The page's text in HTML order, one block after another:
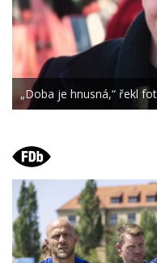
„Doba je hnusná,“ řekl